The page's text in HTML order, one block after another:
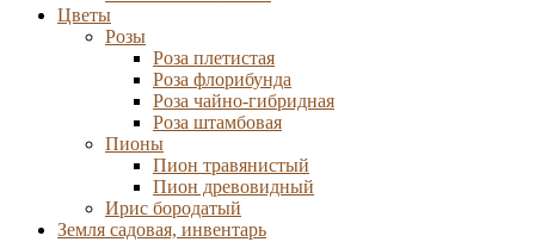
Цветы
Розы
Роза плетистая
Роза флорибунда
Роза чайно-гибридная
Роза штамбовая
Пионы
Пион травянистый
Пион древовидный
Ирис бородатый
Земля садовая, инвентарь